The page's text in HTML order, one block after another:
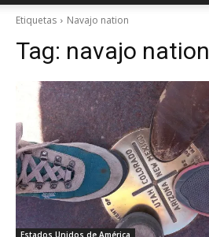
Thru
My
Etiquetas Navajo nation
Tag: navajo nation
Estados Unidos de América